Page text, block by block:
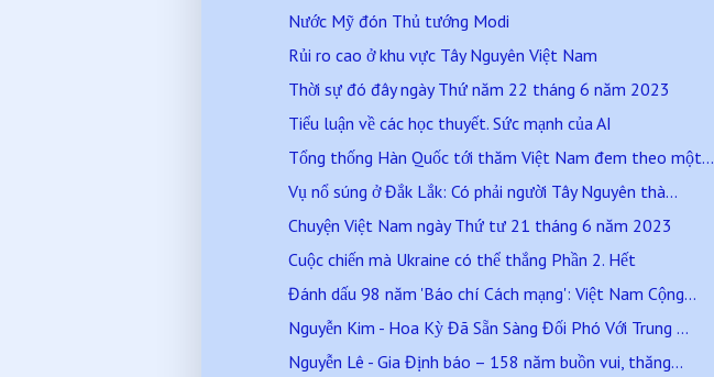
Nước Mỹ đón Thủ tướng Modi
Rủi ro cao ở khu vực Tây Nguyên Việt Nam
Thời sự đó đây ngày Thứ năm 22 tháng 6 năm 2023
Tiểu luận về các học thuyết. Sức mạnh của AI
Tổng thống Hàn Quốc tới thăm Việt Nam đem theo một...
Vụ nổ súng ở Đắk Lắk: Có phải người Tây Nguyên thà...
Chuyện Việt Nam ngày Thứ tư 21 tháng 6 năm 2023
Cuộc chiến mà Ukraine có thể thắng Phần 2. Hết
Đánh dấu 98 năm 'Báo chí Cách mạng': Việt Nam Cộng...
Nguyễn Kim - Hoa Kỳ Đã Sẵn Sàng Đối Phó Với Trung ...
Nguyễn Lê - Gia Định báo – 158 năm buồn vui, thăng...